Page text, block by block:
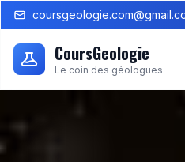
CoursGeologie
Le coin des géologues